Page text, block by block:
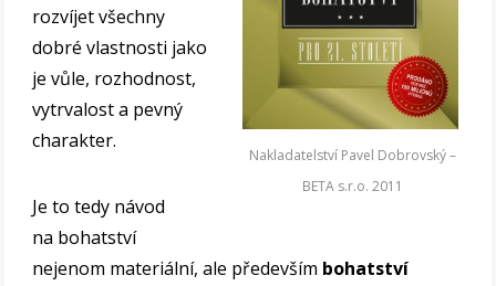
Nakladatelství Pavel Dobrovský –
BETA s.r.o. 2011
rozvíjet všechny
dobré vlastnosti jako
je vůle, rozhodnost,
vytrvalost a pevný
charakter.
Je to tedy návod
na bohatství
nejenom materiální, ale především bohatství